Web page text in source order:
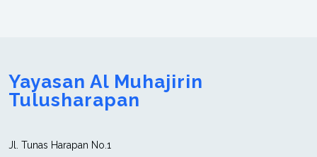
Yayasan Al Muhajirin
Tulusharapan
Jl. Tunas Harapan No.1